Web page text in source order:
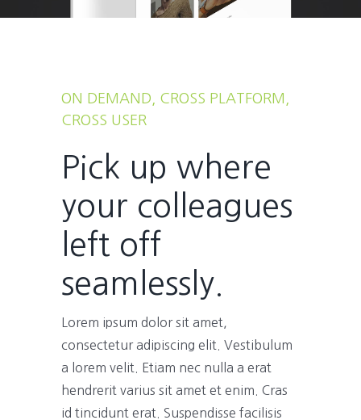
ON DEMAND, CROSS PLATFORM,
CROSS USER
Pick up where
your colleagues
left off
seamlessly.
Lorem ipsum dolor sit amet,
consectetur adipiscing elit. Vestibulum
a lorem velit. Etiam nec nulla a erat
hendrerit varius sit amet et enim. Cras
id tincidunt erat. Suspendisse facilisis